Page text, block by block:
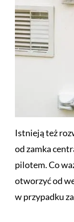
Istnieją też
od zamka
pilotem. Co
otworzyć od
w przypadku